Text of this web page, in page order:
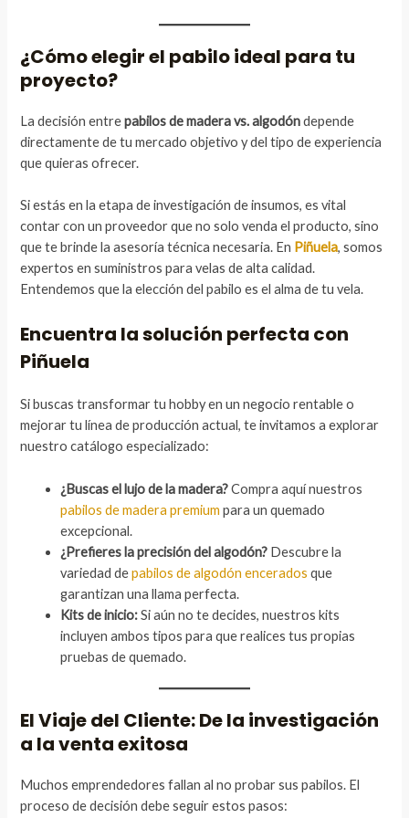
¿Cómo elegir el pabilo ideal para tu
proyecto?
La decisión entrepabilos de madera vs. algodóndepende
directamente de tu mercado objetivo y del tipo de experiencia
que quieras ofrecer.
Si estás en la etapa de investigación de insumos, es vital
contar con un proveedor que no solo venda el producto, sino
que te brinde la asesoría técnica necesaria. En Piñuela, somos
expertos en suministros para velas de alta calidad.
Entendemos que la elección del pabilo es el alma de tu vela.
Encuentra la solución perfecta con
Piñuela
Si buscas transformar tu hobby en un negocio rentable o
mejorar tu línea de producción actual, te invitamos a explorar
nuestro catálogo especializado:
¿Buscas el lujo de la madera?Compra aquí nuestros
pabilos de madera premium para un quemado
excepcional.
¿Prefieres la precisión del algodón? Descubre la
variedad depabilos de algodón encerados que
garantizan una llama perfecta.
Kits de inicio:Si aún no te decides, nuestros kits
incluyen ambos tipos para que realices tus propias
pruebas de quemado.
El Viaje del Cliente: De la investigación
a la venta exitosa
Muchos emprendedores fallan al no probar sus pabilos. El
proceso de decisión debe seguir estos pasos: